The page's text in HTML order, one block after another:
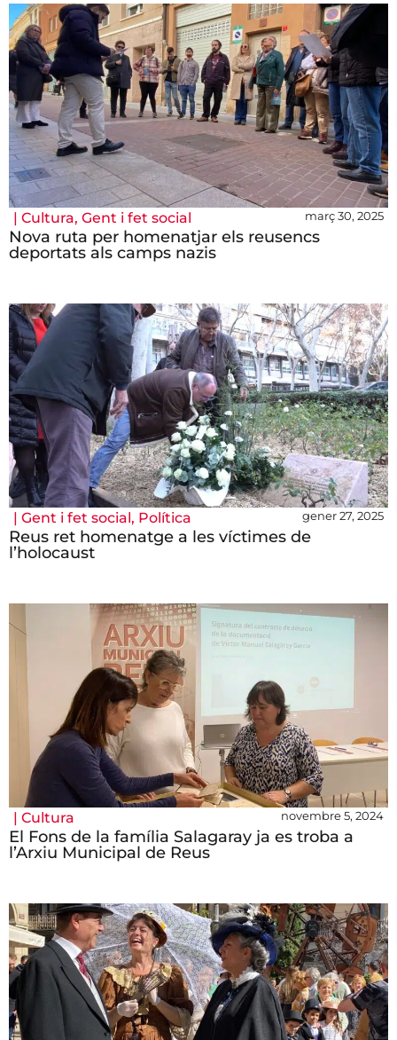
| Cultura, Gent i fet social març 30, 2025
Nova ruta per homenatjar els reusencs
deportats als camps nazis
| Gent i fet social, Política gener 27, 2025
Reus ret homenatge a les víctimes de
l’holocaust
| Cultura novembre 5, 2024
El Fons de la família Salagaray ja es troba a
l’Arxiu Municipal de Reus